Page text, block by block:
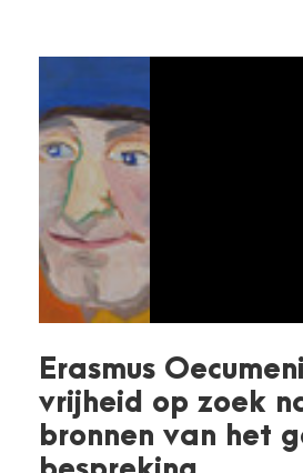
Erasmus
vrijheid op zoek
bronnen van het